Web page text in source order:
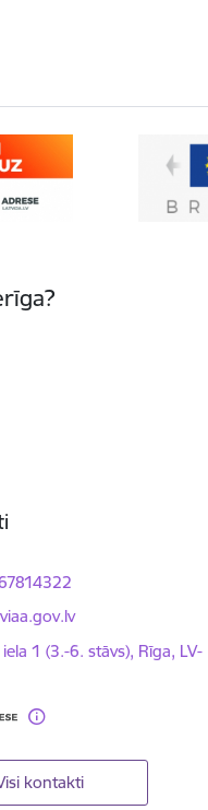
1 (3.-6. stāvs), Rīga, LV-
kontakti